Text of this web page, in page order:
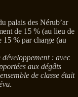
palais des Nérub’ar
de 15 % (au lieu de
15 % par charge (au
: avec
aux dégâts
de classe était